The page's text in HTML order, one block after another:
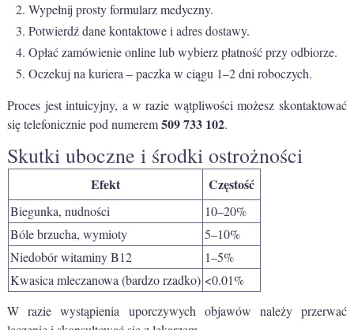
Wypełnij prosty formularz medyczny.
Potwierdź dane kontaktowe i adres dostawy.
Opłać zamówienie online lub wybierz płatność przy odbiorze.
Oczekuj na kuriera – paczka w ciągu 1–2 dni roboczych.
Proces jest intuicyjny, a w razie wątpliwości możesz skontaktować
się telefonicznie pod numerem509 733 102.
Skutki uboczne i środki ostrożności
Efekt Częstość
Biegunka, nudności
10–20%
Bóle brzucha, wymioty
5–10%
Niedobór witaminy B12
1–5%
Kwasica mleczanowa (bardzo rzadko) <0.01%
W razie wystąpienia uporczywych objawów należy przerwać